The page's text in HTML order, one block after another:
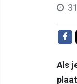
Als